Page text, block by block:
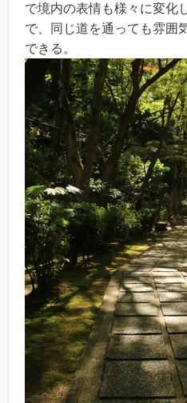
で境内の表情も様々に変化
で、同じ道を通っても雰囲
できる。